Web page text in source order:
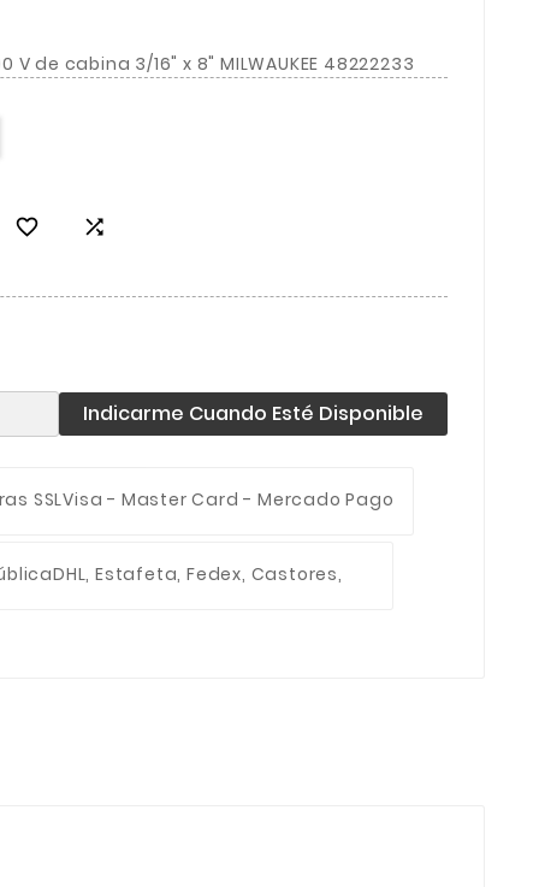
de cabina 3/16" x 8" MILWAUKEE 48222233
 
Indicarme Cuando Esté Disponible
SSLVisa - Master Card - Mercado Pago
DHL, Estafeta, Fedex, Castores,